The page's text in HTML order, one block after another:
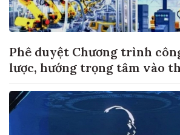
Phê duyệt Chương trình
lược, hướng trọng tâm vào